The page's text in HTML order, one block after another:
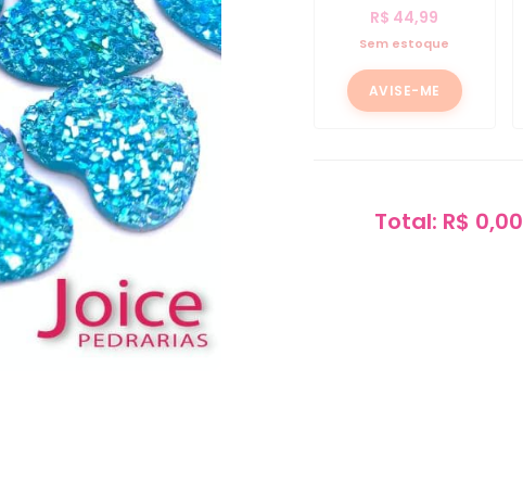
R$ 44,99
Sem estoque
AVISE-ME
Total: R$ 0,00